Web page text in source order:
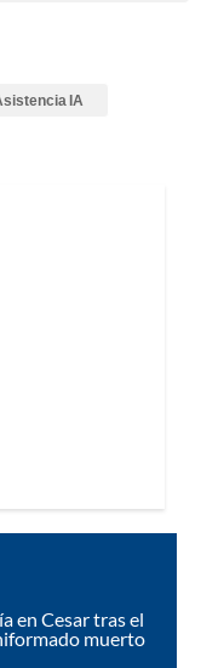
IA
en Cesar tras el
muerto